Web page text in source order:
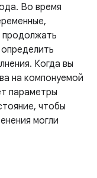
Во время
продолжать
Когда вы
на компонуемой
параметры
чтобы
могли